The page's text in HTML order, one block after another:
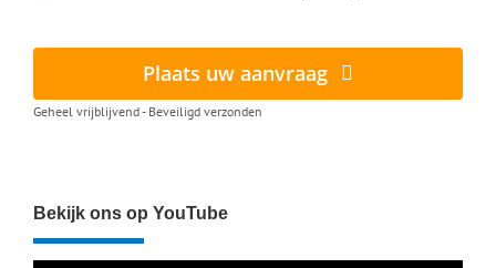
Plaats uw aanvraag
Geheel vrijblijvend - Beveiligd verzonden
Bekijk ons op YouTube